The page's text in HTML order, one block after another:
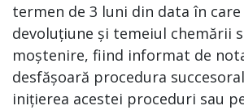
termen de 3 luni din data în
devoluțiune și temeiul chemării
moștenire, fiind informat de
desfășoară procedura
inițierea acestei proceduri sau